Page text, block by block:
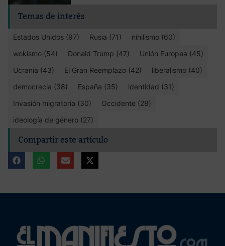
Temas de interés
Estados Unidos (97) Rusia (71)
nihilismo (60)
wokismo (54)
Donald Trump (47)
Unión Europea (45)
Ucrania (43)
El Gran Reemplazo (42)
liberalismo (40)
democracia (38)
España (35)
identidad (31)
Invasión migratoria (30)
Occidente (28)
ideología de género (27)
Compartir este artículo